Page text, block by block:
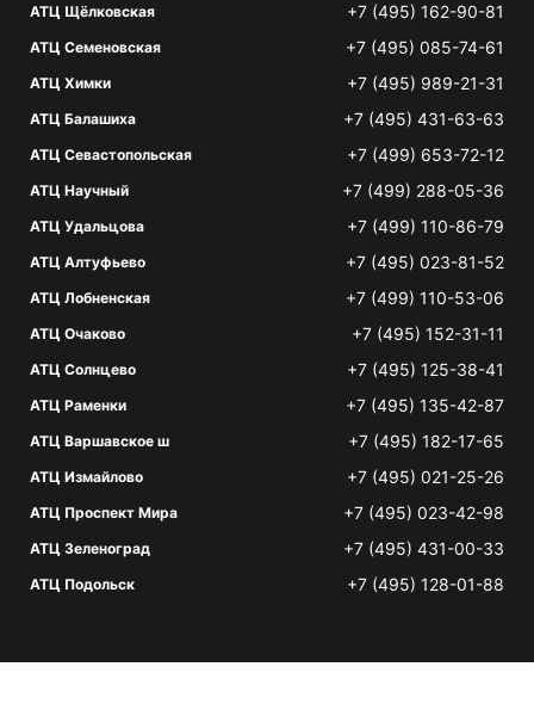
АТЦ Щёлковская +7 (495) 162-90-81
АТЦ Семеновская +7 (495) 085-74-61
АТЦ Химки +7 (495) 989-21-31
АТЦ Балашиха +7 (495) 431-63-63
АТЦ Севастопольская +7 (499) 653-72-12
АТЦ Научный +7 (499) 288-05-36
АТЦ Удальцова +7 (499) 110-86-79
АТЦ Алтуфьево +7 (495) 023-81-52
АТЦ Лобненская +7 (499) 110-53-06
АТЦ Очаково +7 (495) 152-31-11
АТЦ Солнцево +7 (495) 125-38-41
АТЦ Раменки +7 (495) 135-42-87
АТЦ Варшавское ш +7 (495) 182-17-65
АТЦ Измайлово +7 (495) 021-25-26
АТЦ Проспект Мира +7 (495) 023-42-98
АТЦ Зеленоград +7 (495) 431-00-33
АТЦ Подольск +7 (495) 128-01-88